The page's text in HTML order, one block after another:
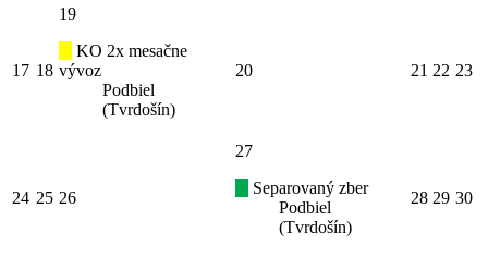
17 18
19
KO 2x mesačne
vývoz
Podbiel
(Tvrdošín)
20 21 22 23
24 25 26
27
Separovaný zber
Podbiel
(Tvrdošín)
28 29 30